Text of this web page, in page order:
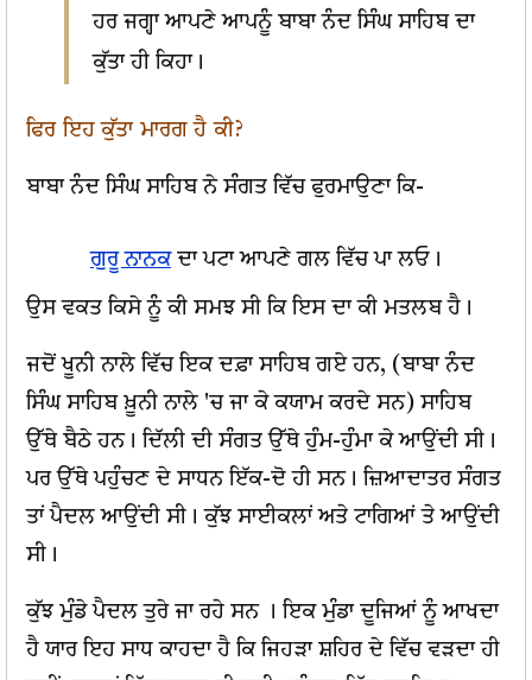
ਹਰ ਜਗ੍ਹਾ ਆਪਣੇ ਆਪਨੂੰ ਬਾਬਾ ਨੰਦ ਸਿੰਘ ਸਾਹਿਬ ਦਾ
ਕੁੱਤਾ ਹੀ ਕਿਹਾ।
ਫਿਰ ਇਹ ਕੁੱਤਾ ਮਾਰਗ ਹੈ ਕੀ?
ਬਾਬਾ ਨੰਦ ਸਿੰਘ ਸਾਹਿਬ ਨੇ ਸੰਗਤ ਵਿੱਚ ਫੁਰਮਾਉਣਾ ਕਿ-
ਗੁਰੂ ਨਾਨਕਦਾ ਪਟਾ ਆਪਣੇ ਗਲ ਵਿੱਚ ਪਾ ਲਓ।
ਉਸ ਵਕਤ ਕਿਸੇ ਨੂੰ ਕੀ ਸਮਝ ਸੀ ਕਿ ਇਸ ਦਾ ਕੀ ਮਤਲਬ ਹੈ।
ਜਦੋਂ ਖੂਨੀ ਨਾਲੇ ਵਿੱਚ ਇਕ ਦਫ਼ਾ ਸਾਹਿਬ ਗਏ ਹਨ, (ਬਾਬਾ ਨੰਦ
ਸਿੰਘ ਸਾਹਿਬ ਖ਼ੂਨੀ ਨਾਲੇ 'ਚ ਜਾ ਕੇ ਕਯਾਮ ਕਰਦੇ ਸਨ) ਸਾਹਿਬ
ਉੱਥੇ ਬੈਠੇ ਹਨ। ਦਿੱਲੀ ਦੀ ਸੰਗਤ ਉੱਥੇ ਹੁੰਮ-ਹੁੰਮਾ ਕੇ ਆਉਂਦੀ ਸੀ।
ਪਰ ਉੱਥੇ ਪਹੁੰਚਣ ਦੇ ਸਾਧਨ ਇੱਕ-ਦੋ ਹੀ ਸਨ। ਜ਼ਿਆਦਾਤਰ ਸੰਗਤ
ਤਾਂ ਪੈਦਲ ਆਉਂਦੀ ਸੀ। ਕੁੱਝ ਸਾਈਕਲਾਂ ਅਤੇ ਟਾਗਿਆਂ ਤੇ ਆਉਂਦੀ
ਸੀ।
ਕੁੱਝ ਮੁੰਡੇ ਪੈਦਲ ਤੁਰੇ ਜਾ ਰਹੇ ਸਨ । ਇਕ ਮੁੰਡਾ ਦੂਜਿਆਂ ਨੂੰ ਆਖਦਾ
ਹੈ ਯਾਰ ਇਹ ਸਾਧ ਕਾਹਦਾ ਹੈ ਕਿ ਜਿਹੜਾ ਸ਼ਹਿਰ ਦੇ ਵਿੱਚ ਵੜਦਾ ਹੀ